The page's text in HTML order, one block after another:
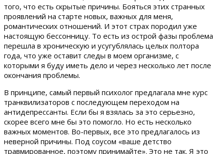
того, что есть скрытые причины. Бояться этих странных
проявлений на старте новых, важных для меня,
романтических отношений. И этот страх породил уже
настоящую бессонницу. То есть из острой фазы проблема
перешла в хроническую и усугублялась целых полтора
года, что уже оставит следы в моем организме, с
которыми я буду иметь дело и через несколько лет после
окончания проблемы.
В принципе, самый первый психолог предлагала мне курс
транквилизаторов с последующем переходом на
антидепрессанты. Если бы я взялась за это серьезно,
скорее всего мне бы это помогло. Но есть несколько
важных моментов. Во-первых, все это предлагалось из
неверной причины. Под соусом «ваше детство
травмированное, поэтому принимайте». Это не так. Я это